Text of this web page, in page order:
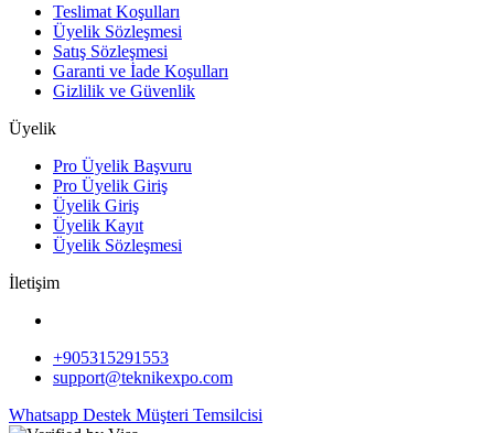
Teslimat Koşulları
Üyelik Sözleşmesi
Satış Sözleşmesi
Garanti ve İade Koşulları
Gizlilik ve Güvenlik
Üyelik
Pro Üyelik Başvuru
Pro Üyelik Giriş
Üyelik Giriş
Üyelik Kayıt
Üyelik Sözleşmesi
İletişim
+905315291553
support@teknikexpo.com
Whatsapp Destek Müşteri Temsilcisi